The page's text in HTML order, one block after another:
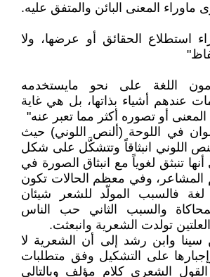
ماوراء المعنى البائن والمتفق عليه.
استطلاع الحقائق أو عرضها، ولا
اللغة على نحو مايستخدمه
عندهم أشياء بذاتها، بل هي غاية
أو تصوره أكثر مما تعبر عنه"
في اللوحة (ألنص اللوني) حيث
اللوني انبثاقاً وتتشكَّل على شكل
أنها تنبثق لغوياً مع انبثاق الصورة في
المشاعر، وفي معظم الحالات تكون
لغة فالسبب المولّد للشعر شيئان
والسبب الثاني حب الناس
تولدت الشعرية وانبعثت.
وابن رشد إلى أن الشعرية لا
على التشكيل وفق متطلبات
الشعري كلام مؤلف وبالتالي